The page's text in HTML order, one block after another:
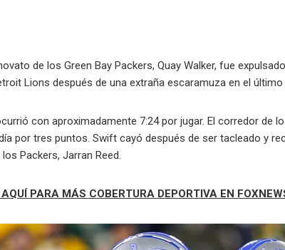
de los Green Bay Packers, Quay Walker, fue
Lions después de una extraña escaramuza en el
con aproximadamente 7:24 por jugar. El corredor de
por tres puntos. Swift cayó después de ser tacleado y
Packers, Jarran Reed.
PARA MÁS COBERTURA DEPORTIVA EN